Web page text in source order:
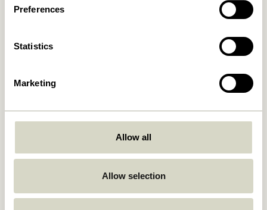
Preferences
Statistics
Marketing
Allow all
Allow selection
3.599,00kr.
999,00kr.
UDENDØRS
String Pude Dobbel
Mørkeblå
999,00kr.